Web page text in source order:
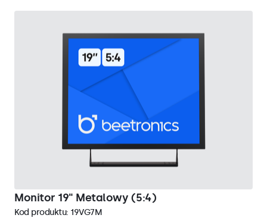
Monitor 19" Metalowy (5:4)
Kod produktu: 19VG7M